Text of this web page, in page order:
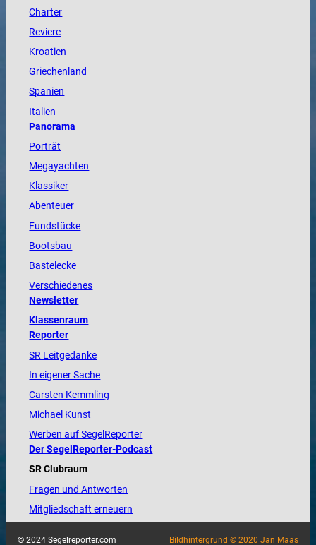
Charter
Reviere
Kroatien
Griechenland
Spanien
Italien
Panorama
Porträt
Megayachten
Klassiker
Abenteuer
Fundstücke
Bootsbau
Bastelecke
Verschiedenes
Newsletter
Klassenraum
Reporter
SR Leitgedanke
In eigener Sache
Carsten Kemmling
Michael Kunst
Werben auf SegelReporter
Der SegelReporter-Podcast
SR Clubraum
Fragen und Antworten
Mitgliedschaft erneuern
© 2024 Segelreporter.com Bildhintergrund © 2020 Jan Maas